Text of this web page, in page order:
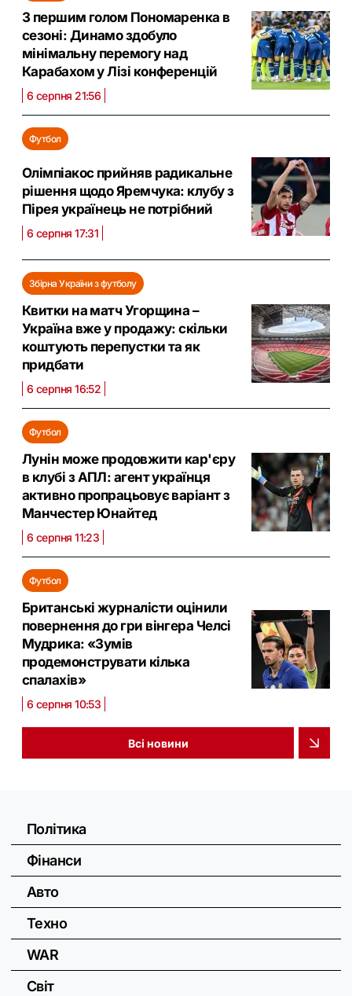
З першим голом Пономаренка в
сезоні: Динамо здобуло
мінімальну перемогу над
Карабахом у Лізі конференцій
6 серпня 21:56
Футбол
Олімпіакос прийняв радикальне
рішення щодо Яремчука: клубу з
Пірея українець не потрібний
6 серпня 17:31
Збірна України з футболу
Квитки на матч Угорщина –
Україна вже у продажу: скільки
коштують перепустки та як
придбати
6 серпня 16:52
Футбол
Лунін може продовжити кар'єру
в клубі з АПЛ: агент українця
активно пропрацьовує варіант з
Манчестер Юнайтед
6 серпня 11:23
Футбол
Британські журналісти оцінили
повернення до гри вінгера Челсі
Мудрика: «Зумів
продемонструвати кілька
спалахів»
6 серпня 10:53
Всі новини
Політика
Фінанси
Авто
Техно
WAR
Світ